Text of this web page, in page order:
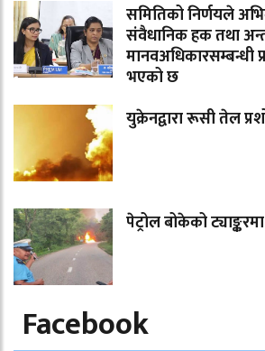
समितिको निर्णयले
संवैधानिक हक तथा
मानवअधिकारसम्बन्धी
भएको छ
युक्रेनद्वारा रूसी तेल
पेट्रोल बोकेको
Facebook